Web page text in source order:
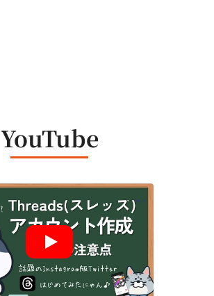
YouTube